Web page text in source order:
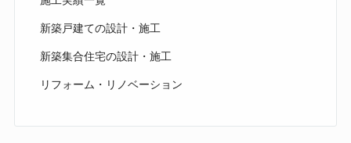
新築戸建ての設計・施工
新築集合住宅の設計・施工
リフォーム・リノベーション